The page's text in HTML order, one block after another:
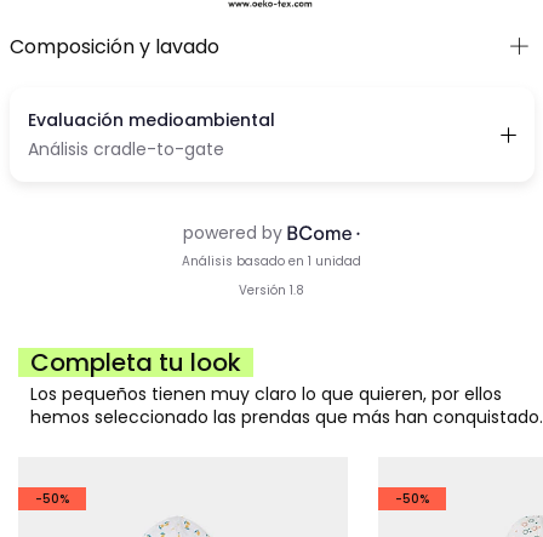
Composición y lavado
Completa tu look
Los pequeños tienen muy claro lo que quieren, por ellos
hemos seleccionado las prendas que más han conquistado.
-50% -50%